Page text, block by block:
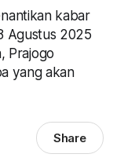
kabar
Agustus 2025
Prajogo
yang akan
Share